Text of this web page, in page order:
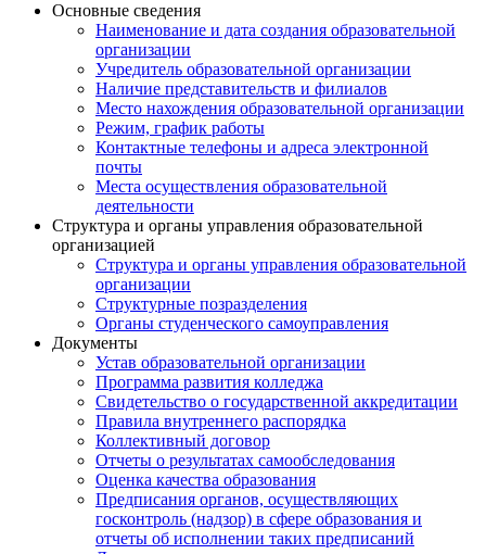
Основные сведения
Наименование и дата создания образовательной
организации
Учредитель образовательной организации
Наличие представительств и филиалов
Место нахождения образовательной организации
Режим, график работы
Контактные телефоны и адреса электронной
почты
Места осуществления образовательной
деятельности
Структура и органы управления образовательной
организацией
Структура и органы управления образовательной
организации
Структурные позразделения
Органы студенческого самоуправления
Документы
Устав образовательной организации
Программа развития колледжа
Свидетельство о государственной аккредитации
Правила внутреннего распорядка
Коллективный договор
Отчеты о результатах самообследования
Оценка качества образования
Предписания органов, осуществляющих
госконтроль (надзор) в сфере образования и
отчеты об исполнении таких предписаний